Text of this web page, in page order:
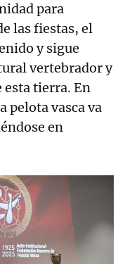
para
las fiestas, el
y sigue
vertebrador y
esta tierra. En
pelota vasca va
en